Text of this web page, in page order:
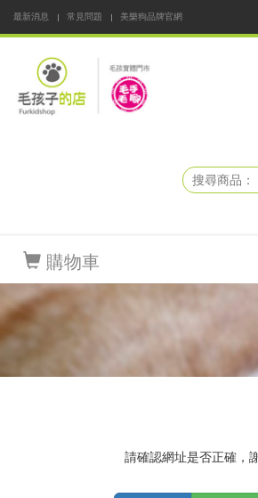
最新消息 常見問題
美樂狗品牌官網
購物車
請確認網址是否正確，